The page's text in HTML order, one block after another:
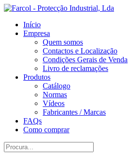
Início
Empresa
Quem somos
Contactos e Localização
Condições Gerais de Venda
Livro de reclamações
Produtos
Catálogo
Normas
Vídeos
Fabricantes / Marcas
FAQs
Como comprar